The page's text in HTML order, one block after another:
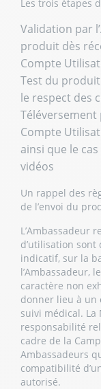
Les trois étapes
Validation par
produit dès
Compte
Test du
le respect des
Téléversement
Compte
ainsi que le
vidéos
Un rappel des
de l’envoi du
L’Ambassadeur
d’utilisation
indicatif, sur la
l’Ambassadeur,
caractère non
donner lieu à un
suivi médical.
responsabilité
cadre de la
Ambassadeurs
compatibilité
autorisé.